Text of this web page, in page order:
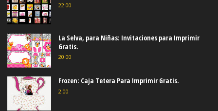
22:00
La Selva, para Niñas: Invitaciones para Imprimir
Gratis.
20:00
Frozen: Caja Tetera Para Imprimir Gratis.
2:00